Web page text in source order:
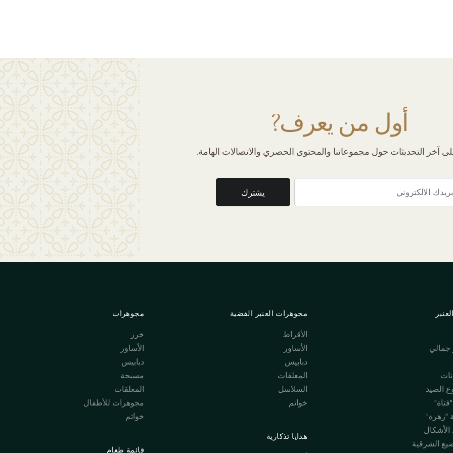
أول من يعرف?
آخر التحديثات حول مجموعاتنا والمحتوى الحصري والاتصالات الهامة.
الصيد
"زهرة"
الأشكال
الشرقية
مجوهرات العنبر الفضية
الأقراط
الأساور
دبابيس
المعلقات
السلاسل
خواتم
هدايا تذكارية
مجوهرات
خرز
الأساور
دبابيس
مسبحة
المعلقات
مجوهرات للأطفال
خواتم
قائمة طعام